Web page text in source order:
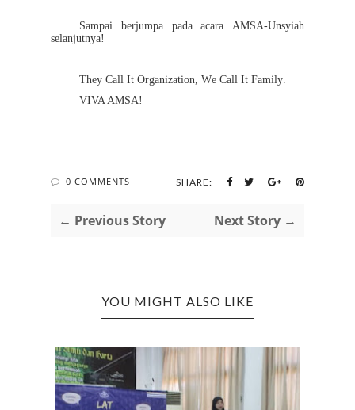
Sampai berjumpa pada acara AMSA-Unsyiah
selanjutnya!
They Call It Organization, We Call It Family.
VIVA AMSA!
0 COMMENTS SHARE:
← Previous Story Next Story →
YOU MIGHT ALSO LIKE